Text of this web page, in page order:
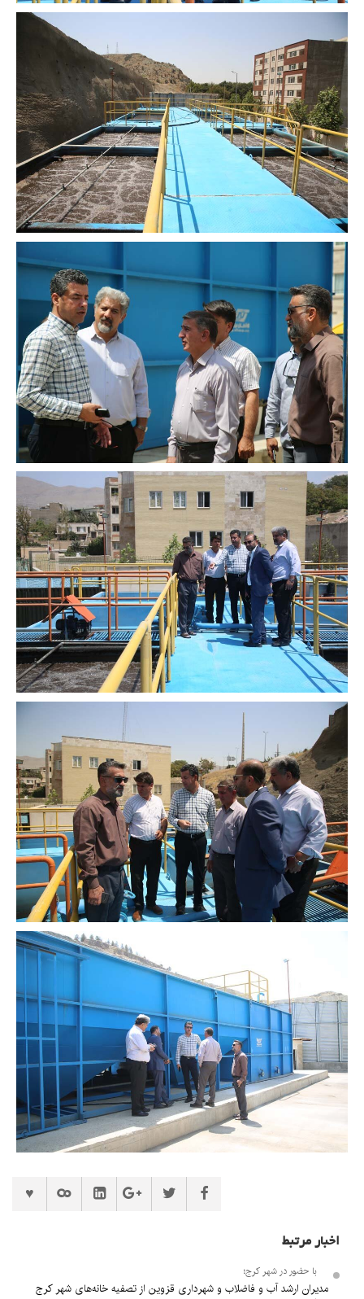
اخبار مرتبط
با حضور در شهر کرج؛
مدیران ارشد آب و فاضلاب و شهرداری قزوین از تصفیه خانه‌های شهر کرج